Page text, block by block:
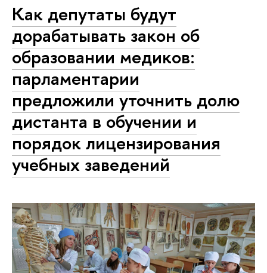
Как депутаты будут
дорабатывать закон об
образовании медиков:
парламентарии
предложили уточнить долю
дистанта в обучении и
порядок лицензирования
учебных заведений